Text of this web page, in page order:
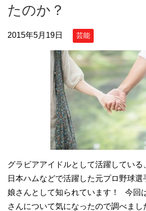
たのか？
2015年5月19日 芸能
グラビアアイドルとして活躍している
日本ハムなどで活躍した元プロ野球
娘さんとして知られています！ 今回
さんについて気になったので調べま